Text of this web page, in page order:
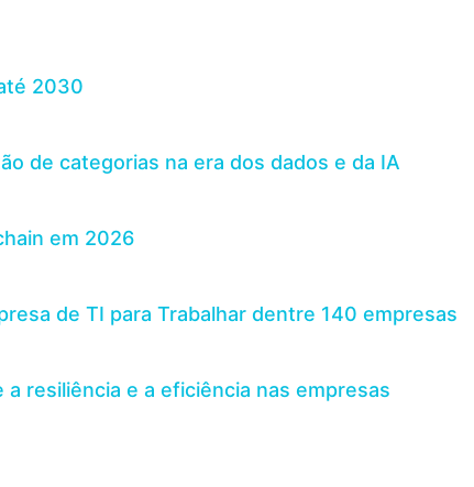
2030
de categorias na era dos dados e da IA
em 2026
de TI para Trabalhar dentre 140 empresas
resiliência e a eficiência nas empresas